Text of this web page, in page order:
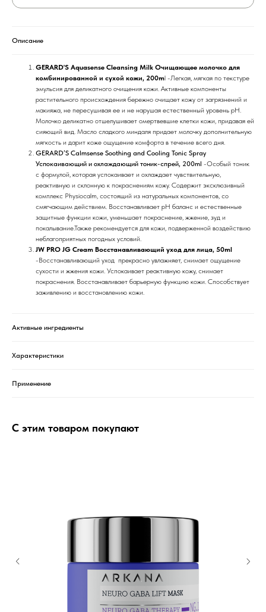
Описание
GERARD'S Aquasense Cleansing Milk Очищающее молочко для
комбинированной и сухой кожи, 200ml -Легкая, мягкая по текстуре
эмульсия для деликатного очищения кожи. Активные компоненты
растительного происхождения бережно очищает кожу от загрязнений и
макияжа, не пересушивая ее и не нарушая естественный уровень рН.
Молочко деликатно отшелушивает омертвевшие клетки кожи, придавая ей
сияющий вид. Масло сладкого миндаля придает молочку дополнительную
мягкость и дарит коже ощущение комфорта в течение всего дня.
GERARD’S Calmsense Soothing and Cooling Tonic Spray
Успокаивающий и охлаждающий тоник-спрей, 200ml -Особый тоник
с формулой, которая успокаивает и охлаждает чувствительную,
реактивную и склонную к покраснениям кожу. Содержит эксклюзивный
комплекс Physiocalm, состоящий из натуральных компонентов, со
смягчающим действием. Восстанавливает рН баланс и естественные
защитные функции кожи, уменьшает покраснение, жжение, зуд и
покалывание.Также рекомендуется для кожи, подверженной воздействию
неблагоприятных погодных условий.
JW PRO JG Cream Восстанавливающий уход для лица, 50ml
-Восстанавливающий уход прекрасно увлажняет, снимает ощущение
сухости и жжения кожи. Успокаивает реактивную кожу, снимает
покраснения. Восстанавливает барьерную функцию кожи. Способствует
заживлению и восстановлению кожи.
Активные ингредиенты
Характеристики
Применение
С этим товаром покупают